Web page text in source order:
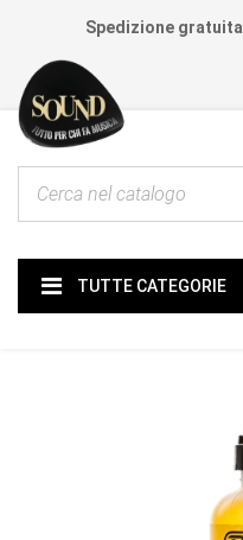
Spedizione gratuita
TUTTE CATEGORIE